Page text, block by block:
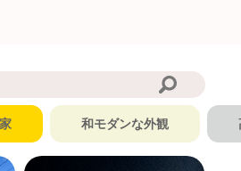
和モダンな外観